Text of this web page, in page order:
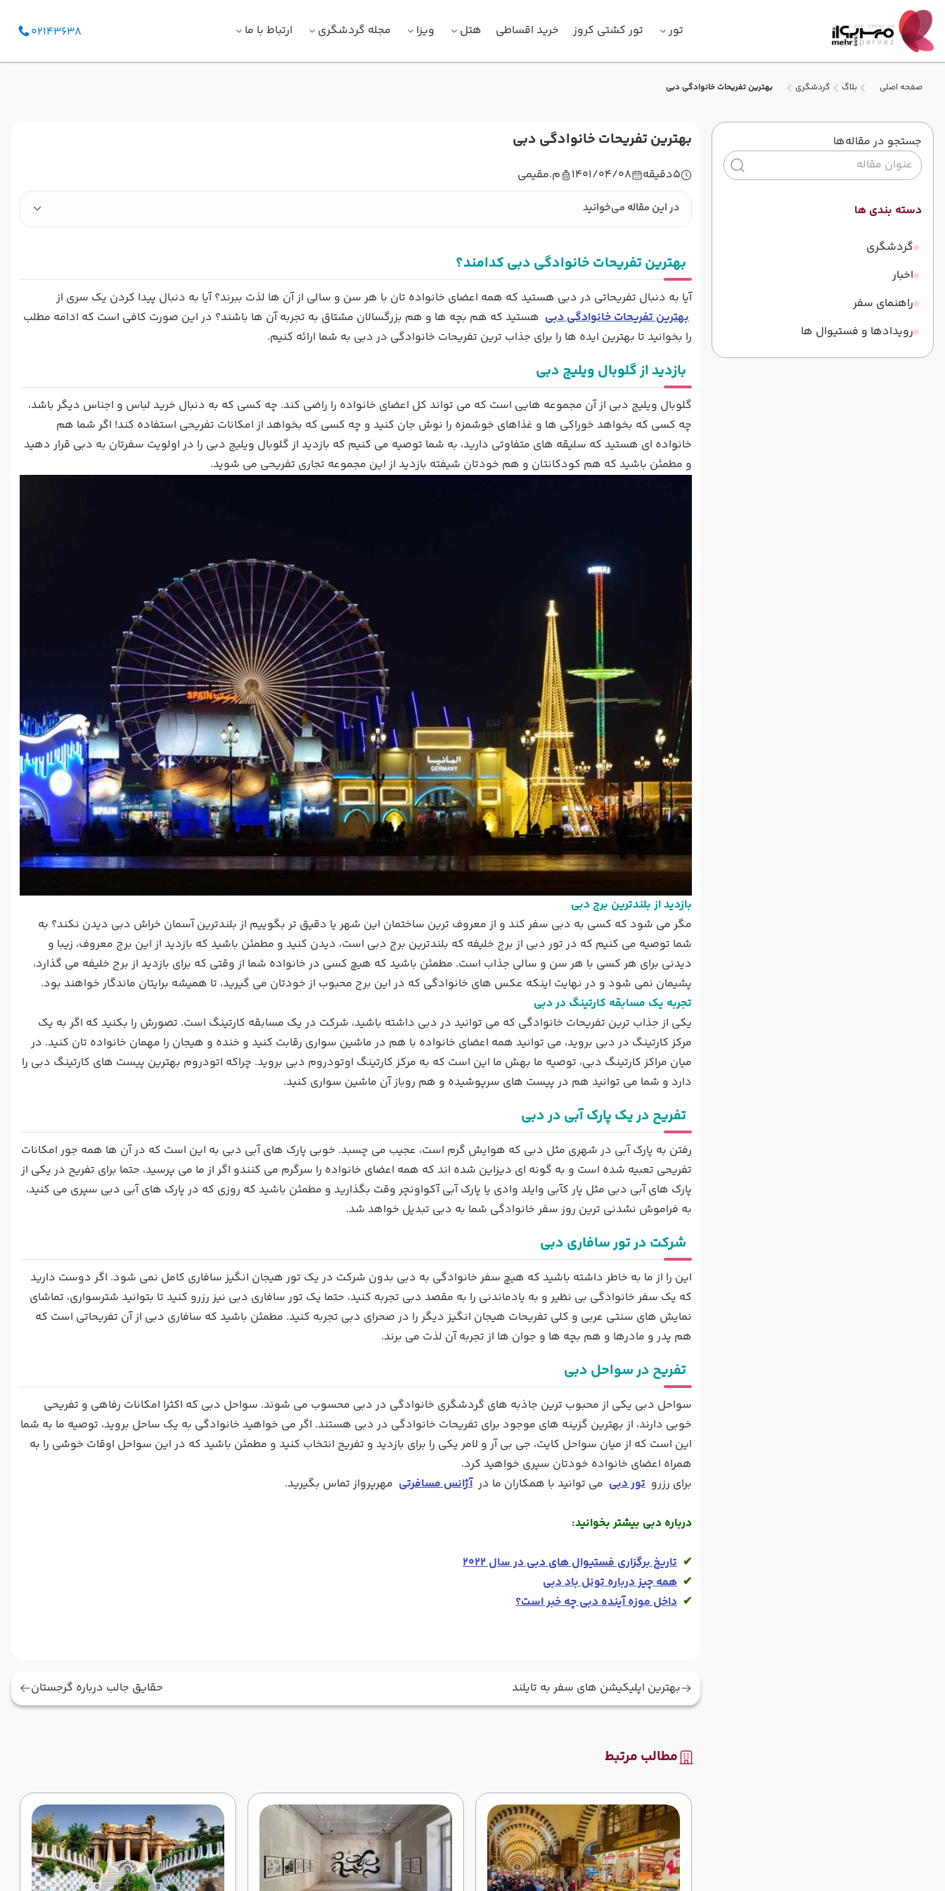
تور تور کشتی کروز خرید اقساطی هتل ویزا مجله گردشگری ارتباط با ما 02143638
صفحه اصلی بلاگ گردشگری بهترین تفریحات خانوادگی دبی
جستجو در مقاله‌ها
دسته بندی ها
گردشگری
اخبار
راهنمای سفر
رویدادها و فستیوال ها
بهترین تفریحات خانوادگی دبی
5دقیقه 1401/04/08 م.مقیمی
در این مقاله می‌خوانید
بهترین تفریحات خانوادگی دبی کدامند؟
آیا به دنبال تفریحاتی در دبی هستید که همه اعضای خانواده تان با هر سن و سالی از آن ها لذت ببرند؟ آیا به دنبال پیدا کردن یک سری از
بهترین تفریحات خانوادگی دبی هستید که هم بچه ها و هم بزرگسالان مشتاق به تجربه آن ها باشند؟ در این صورت کافی است که ادامه مطلب
را بخوانید تا بهترین ایده ها را برای جذاب ترین تفریحات خانوادگی در دبی به شما ارائه کنیم.
بازدید از گلوبال ویلیج دبی
گلوبال ویلیج دبی از آن مجموعه هایی است که می تواند کل اعضای خانواده را راضی کند. چه کسی که به دنبال خرید لباس و اجناس دیگر باشد،
چه کسی که بخواهد خوراکی ها و غذاهای خوشمزه را نوش جان کنید و چه کسی که بخواهد از امکانات تفریحی استفاده کند! اگر شما هم
خانواده ای هستید که سلیقه های متفاوتی دارید، به شما توصیه می کنیم که بازدید از گلوبال ویلیج دبی را در اولویت سفرتان به دبی قرار دهید
و مطمئن باشید که هم کودکانتان و هم خودتان شیفته بازدید از این مجموعه تجاری تفریحی می شوید.
بازدید از بلندترین برج دبی
مگر می شود که کسی به دبی سفر کند و از معروف ترین ساختمان این شهر یا دقیق تر بگوییم از بلندترین آسمان خراش دبی دیدن نکند؟ به
شما توصیه می کنیم که در تور دبی از برج خلیفه که بلندترین برج دبی است، دیدن کنید و مطمئن باشید که بازدید از این برج معروف، زیبا و
دیدنی برای هر کسی با هر سن و سالی جذاب است. مطمئن باشید که هیچ کسی در خانواده شما از وقتی که برای بازدید از برج خلیفه می گذارد،
پشیمان نمی شود و در نهایت اینکه عکس های خانوادگی که در این برج محبوب از خودتان می گیرید، تا همیشه برایتان ماندگار خواهند بود.
تجربه یک مسابقه کارتینگ در دبی
یکی از جذاب ترین تفریحات خانوادگی که می توانید در دبی داشته باشید، شرکت در یک مسابقه کارتینگ است. تصورش را بکنید که اگر به یک
مرکز کارتینگ در دبی بروید، می توانید همه اعضای خانواده با هم در ماشین سواری رقابت کنید و خنده و هیجان را مهمان خانواده تان کنید. در
میان مراکز کارتینگ دبی، توصیه ما بهش ما این است که به مرکز کارتینگ اوتودروم دبی بروید. چراکه اتودروم بهترین پیست های کارتینگ دبی را
دارد و شما می توانید هم در پیست های سرپوشیده و هم روباز آن ماشین سواری کنید.
تفریح در یک پارک آبی در دبی
رفتن به پارک آبی در شهری مثل دبی که هوایش گرم است، عجیب می چسبد. خوبی پارک های آبی دبی به این است که در آن ها همه جور امکانات
تفریحی تعبیه شده است و به گونه ای دیزاین شده اند که همه اعضای خانواده را سرگرم می کنندو اگر از ما می پرسید، حتما برای تفریح در یکی از
پارک های آبی دبی مثل پار کآبی وایلد وادی یا پارک آبی آکواونچر وقت بگذارید و مطمئن باشید که روزی که در پارک های آبی دبی سپری می کنید،
به فراموش نشدنی ترین روز سفر خانوادگی شما به دبی تبدیل خواهد شد.
شرکت در تور سافاری دبی
این را از ما به خاطر داشته باشید که هیچ سفر خانوادگی به دبی بدون شرکت در یک تور هیجان انگیز سافاری کامل نمی شود. اگر دوست دارید
که یک سفر خانوادگی بی نظیر و به یادماندنی را به مقصد دبی تجربه کنید، حتما یک تور سافاری دبی نیز رزرو کنید تا بتوانید شترسواری، تماشای
نمایش های سنتی عربی و کلی تفریحات هیجان انگیز دیگر را در صحرای دبی تجربه کنید. مطمئن باشید که سافاری دبی از آن تفریحاتی است که
هم پدر و مادرها و هم بچه ها و جوان ها از تجربه آن لذت می برند.
تفریح در سواحل دبی
سواحل دبی یکی از محبوب ترین جاذبه های گردشگری خانوادگی در دبی محسوب می شوند. سواحل دبی که اکثرا امکانات رفاهی و تفریحی
خوبی دارند، از بهترین گزینه های موجود برای تفریحات خانوادگی در دبی هستند. اگر می خواهید خانوادگی به یک ساحل بروید، توصیه ما به شما
این است که از میان سواحل کایت، جی بی آر و لامر یکی را برای بازدید و تفریح انتخاب کنید و مطمئن باشید که در این سواحل اوقات خوشی را به
همراه اعضای خانواده خودتان سپری خواهید کرد.
برای رزرو تور دبی می توانید با همکاران ما در آژانس مسافرتی مهرپرواز تماس بگیرید.
درباره دبی بیشتر بخوانید:
✔ تاریخ برگزاری فستیوال های دبی در سال 2022
✔ همه چیز درباره تونل باد دبی
✔ داخل موزه آینده دبی چه خبر است؟
بهترین اپلیکیشن های سفر به تایلند حقایق جالب درباره گرجستان
مطالب مرتبط